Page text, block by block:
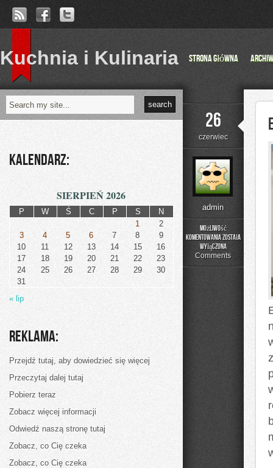
Kuchnia i Kulinaria Strona główna
26
czerwiec
admin
Możliwość
komentowania
Edukacja
Styl
została
wyłączona
Comments
Kalendarz:
SIERPIEŃ 2026
P W Ś C P S
N
1
2
3
4 5 6 7 8
9
10
11 12 13 14 15
16
17
18 19 20 21 22
23
24
25 26 27 28 29
30
31
« lip
Reklama:
Przejdź tutaj, aby dowiedzieć się więcej
Przeczytaj dalej tutaj
Pobierz teraz
Zobacz więcej informacji
Odwiedź naszą stronę tutaj
Zobacz, co Cię czeka
Zobacz, co Cię czeka